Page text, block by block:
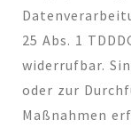
25 Abs. 1
widerrufbar.
oder zur
Maßnahmen